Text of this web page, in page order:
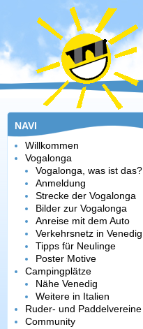
NAVI
Willkommen
Vogalonga
Vogalonga, was ist das?
Anmeldung
Strecke der Vogalonga
Bilder zur Vogalonga
Anreise mit dem Auto
Verkehrsnetz in Venedig
Tipps für Neulinge
Poster Motive
Campingplätze
Nähe Venedig
Weitere in Italien
Ruder- und Paddelvereine
Community